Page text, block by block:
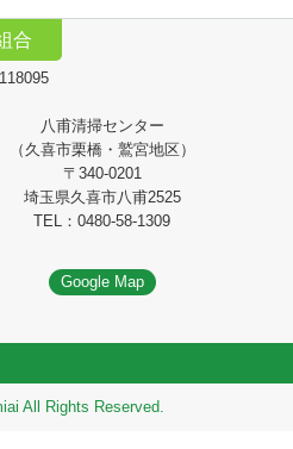
合
八甫清掃センター
（久喜市栗橋・鷲宮地区）
〒340-0201
埼玉県久喜市八甫2525
TEL：0480-58-1309
Google Map
All Rights Reserved.